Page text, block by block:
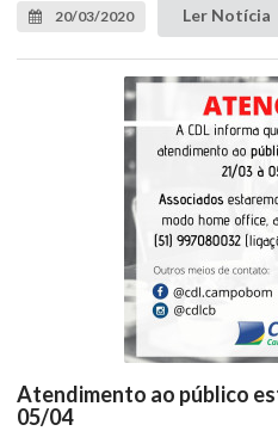
20/03/2020 Ler Notícia
Atendimento ao público
05/04